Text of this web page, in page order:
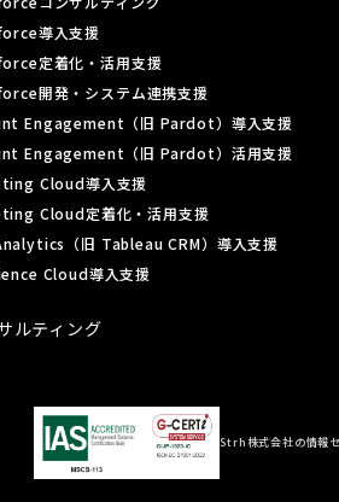
導入支援
定着化・活用支援
開発・システム連携支援
Engagement（旧 Pardot）導入支援
Engagement（旧 Pardot）活用支援
Cloud導入支援
Cloud定着化・活用支援
（旧 Tableau CRM）導入支援
Cloud導入支援
ルティング
Strh株式会社の情報